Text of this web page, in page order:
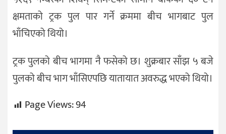
क्षमताको ट्रक पुल पार गर्ने क्रममा बीच भागबाट पुल
भाँचिएको थियो।
ट्रक पुलको बीच भागमा नै फसेको छ। शुक्रबार साँझ ५ बजे
पुलको बीच भाग भाँसिएपछि यातायात अवरुद्ध भएको थियो।
Page Views:94